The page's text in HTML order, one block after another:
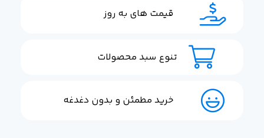
قیمت های به روز
تنوع سبد محصولات
خرید مطمئن و بدون دغدغه